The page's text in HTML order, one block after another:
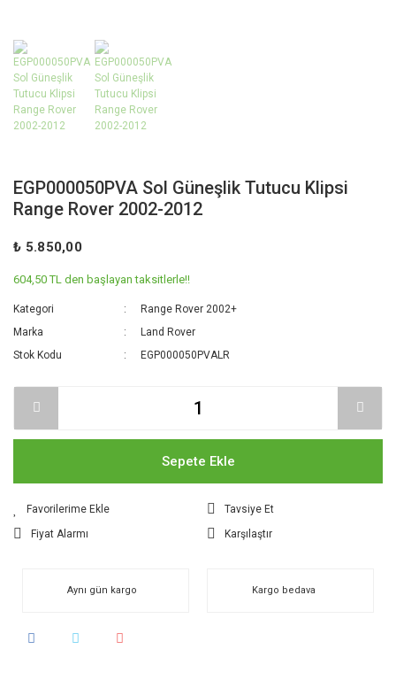
EGP000050PVA Sol Güneşlik Tutucu Klipsi
Range Rover 2002-2012
₺ 5.850,00
604,50 TL den başlayan taksitlerle!!
Kategori
Range Rover 2002+
Marka
Land Rover
Stok Kodu
EGP000050PVALR
Sepete Ekle
Tavsiye Et
Fiyat Alarmı
Karşılaştır
Aynı gün kargo Kargo bedava